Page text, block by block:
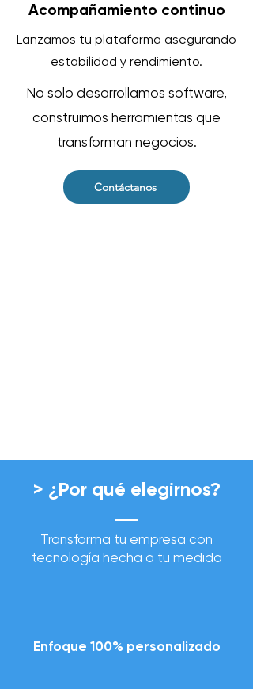
Acompañamiento continuo
Lanzamos tu plataforma asegurando
estabilidad y rendimiento.
No solo desarrollamos software,
construimos herramientas que
transforman negocios.
Contáctanos
> ¿Por qué elegirnos?
Transforma tu empresa con
tecnología hecha a tu medida
Enfoque 100% personalizado